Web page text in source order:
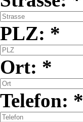
PLZ: *
Ort: *
Telefon: *